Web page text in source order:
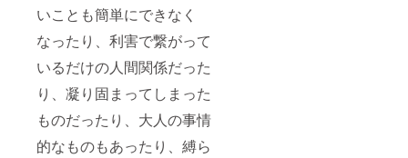
いことも簡単にできなく
なったり、利害で繋がって
いるだけの人間関係だった
り、凝り固まってしまった
ものだったり、大人の事情
的なものもあったり、縛ら